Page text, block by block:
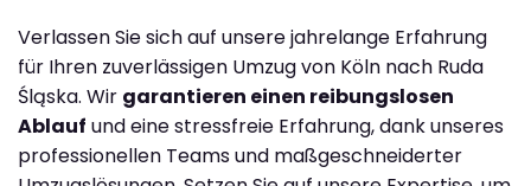
Verlassen Sie sich auf unsere jahrelange Erfahrung
für Ihren zuverlässigen Umzug von Köln nach Ruda
Śląska. Wir garantieren einen reibungslosen
Ablauf und eine stressfreie Erfahrung, dank unseres
professionellen Teams und maßgeschneiderter